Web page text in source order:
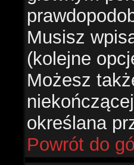
Musisz
(kolejne
Możesz
określana
Powrót do